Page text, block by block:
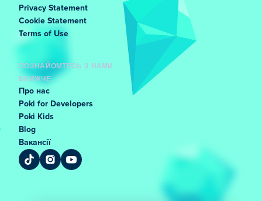
Privacy Statement
Cookie Statement
Terms of Use
ПОЗНАЙОМТЕСЬ З НАМИ
БЛИЖЧЕ
Про нас
Poki for Developers
Poki Kids
Blog
Вакансії